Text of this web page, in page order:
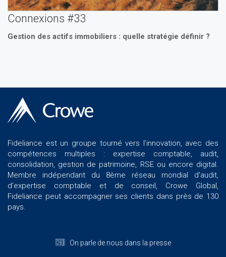
Connexions #33
Gestion des actifs immobiliers : quelle stratégie définir ?
Fideliance est un groupe tourné vers l’innovation, avec des
compétences multiples : expertise comptable, audit,
consolidation, gestion de patrimoine, RSE ou encore digital.
Membre indépendant du 8ème réseau mondial d’audit,
d’expertise comptable et de conseil, Crowe Global,
Fideliance peut accompagner ses clients dans près de 130
pays.
On parle de nous dans la presse